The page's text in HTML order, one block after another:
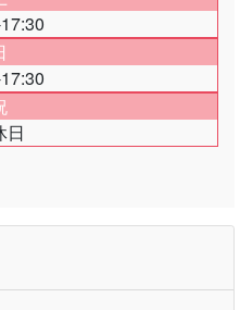
日